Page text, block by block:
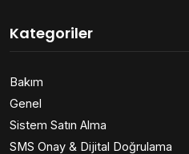
Kategoriler
Bakım
Genel
Sistem Satın Alma
SMS Onay & Dijital Doğrulama